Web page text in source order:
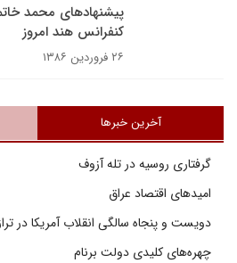
پیشنهادهای محمد
کنفرانس هند امروز
۲۶ فروردین ۱۳۸۶
آخرین خبرها
گرفتاری روسیه در تله آزوف
امیدهای اقتصاد عراق
دویست و پنجاه سالگی انقلاب آمریکا در
چهره‌های کلیدی دولت برنام